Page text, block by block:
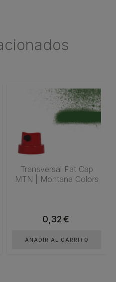
Transversal Fat Cap
MTN | Montana Colors
0,32€
AÑADIR AL CARRITO